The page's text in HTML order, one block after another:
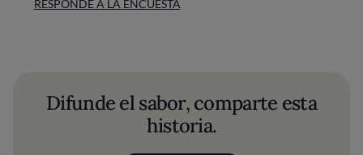
RESPONDE A LA ENCUESTA
Difunde el sabor, comparte esta
historia.